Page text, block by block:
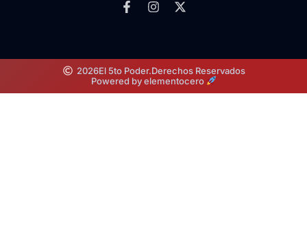
2026El 5to Poder.Derechos Reservados
Powered by elementocero